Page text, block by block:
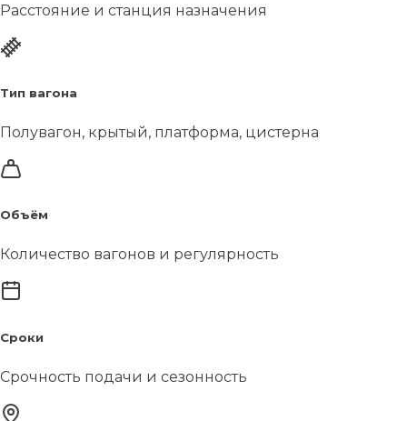
Расстояние и станция назначения
Тип вагона
Полувагон, крытый, платформа, цистерна
Объём
Количество вагонов и регулярность
Сроки
Срочность подачи и сезонность